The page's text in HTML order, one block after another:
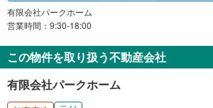
有限会社パークホーム
営業時間：9:30-18:00
この物件を取り扱う不動産会社
有限会社パークホーム